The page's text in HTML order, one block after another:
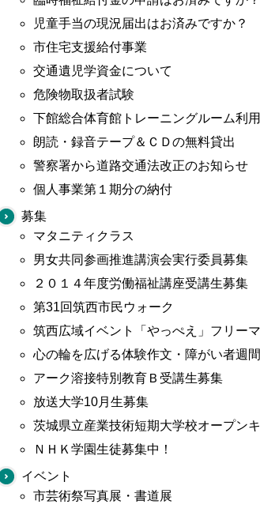
児童手当の現況届出はお済みですか？
市住宅支援給付事業
交通遺児学資金について
危険物取扱者試験
下館総合体育館トレーニングルーム利
朗読・録音テープ＆ＣＤの無料貸出
警察署から道路交通法改正のお知らせ
個人事業第１期分の納付
募集
マタニティクラス
男女共同参画推進講演会実行委員募集
２０１４年度労働福祉講座受講生募集
第31回筑西市民ウォーク
筑西広域イベント「やっぺえ」フリー
心の輪を広げる体験作文・障がい者週
アーク溶接特別教育Ｂ受講生募集
放送大学10月生募集
茨城県立産業技術短期大学校オープン
ＮＨＫ学園生徒募集中！
イベント
市芸術祭写真展・書道展